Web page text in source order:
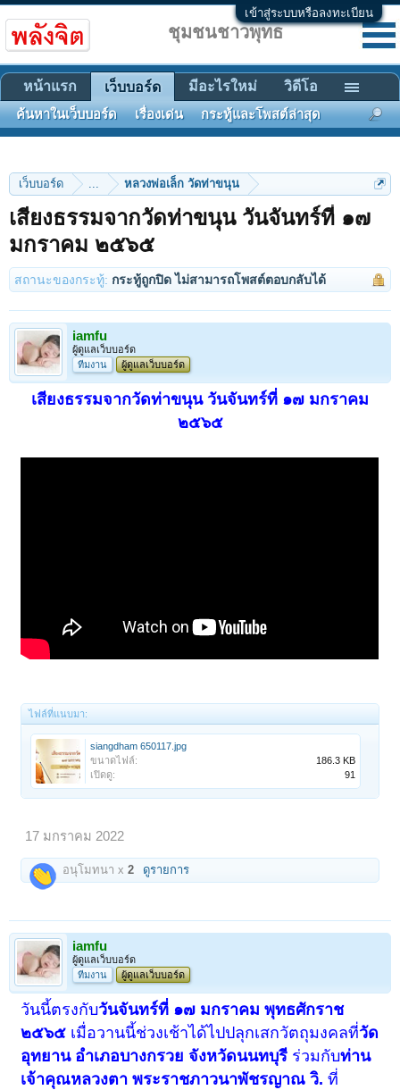
เข้าสู่ระบบหรือลงทะเบียน
เว็บบอร์ด ... หลวงพ่อเล็ก วัดท่าขนุน
เสียงธรรมจากวัดท่าขนุน วันจันทร์ที่ ๑๗
มกราคม ๒๕๖๕
สถานะของกระทู้: กระทู้ถูกปิด ไม่สามารถโพสต์ตอบกลับได้
iamfu
ผู้ดูแลเว็บบอร์ด
ทีมงาน
ผู้ดูแลเว็บบอร์ด
เสียงธรรมจากวัดท่าขนุน วันจันทร์ที่ ๑๗ มกราคม
๒๕๖๕
ไฟล์ที่แนบมา:
siangdham 650117.jpg
ขนาดไฟล์:
186.3 KB
เปิดดู:
91
17 มกราคม 2022
อนุโมทนา x2 ดูรายการ
iamfu
ผู้ดูแลเว็บบอร์ด
ทีมงาน
ผู้ดูแลเว็บบอร์ด
วันนี้ตรงกับวันจันทร์ที่ ๑๗ มกราคม พุทธศักราช
๒๕๖๕ เมื่อวานนี้ช่วงเช้าได้ไปปลุกเสกวัตถุมงคลที่วัด
อุทยาน อำเภอบางกรวย จังหวัดนนทบุรี ร่วมกับท่าน
เจ้าคุณหลวงตา พระราชภาวนาพัชรญาณ วิ. ที่
ชุมชนชาวพุทธ
หน้าแรก เว็บบอร์ด
ค้นหาในเว็บบอร์ด เรื่องเด่น กระทู้และโพสต์ล่าสุด
มีอะไรใหม่ วิดีโอ